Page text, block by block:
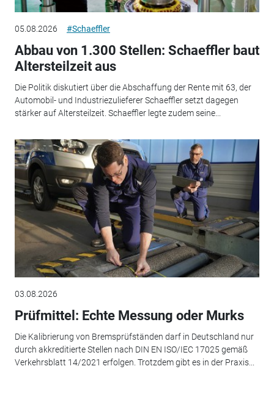
05.08.2026 #Schaeffler
Abbau von 1.300 Stellen: Schaeffler baut
Altersteilzeit aus
Die Politik diskutiert über die Abschaffung der Rente mit 63, der
Automobil- und Industriezulieferer Schaeffler setzt dagegen
stärker auf Altersteilzeit. Schaeffler legte zudem seine...
03.08.2026
Prüfmittel: Echte Messung oder Murks
Die Kalibrierung von Bremsprüfständen darf in Deutschland nur
durch akkreditierte Stellen nach DIN EN ISO/IEC 17025 gemäß
Verkehrsblatt 14/2021 erfolgen. Trotzdem gibt es in der Praxis...